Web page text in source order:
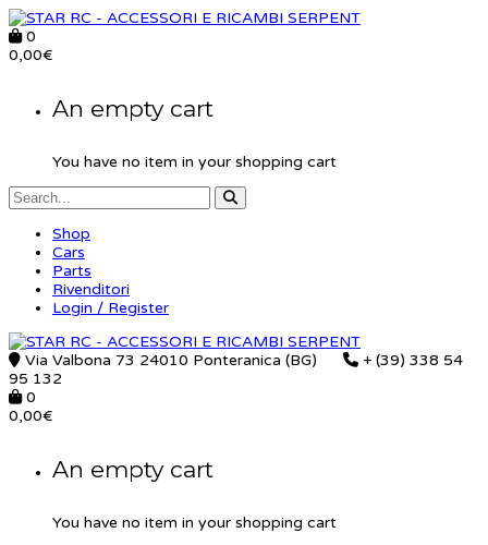
0
0,00€
An empty cart
You have no item in your shopping cart
Shop
Cars
Parts
Rivenditori
Login / Register
Via Valbona 73 24010 Ponteranica (BG)
+ (39) 338 54
95 132
0
0,00€
An empty cart
You have no item in your shopping cart